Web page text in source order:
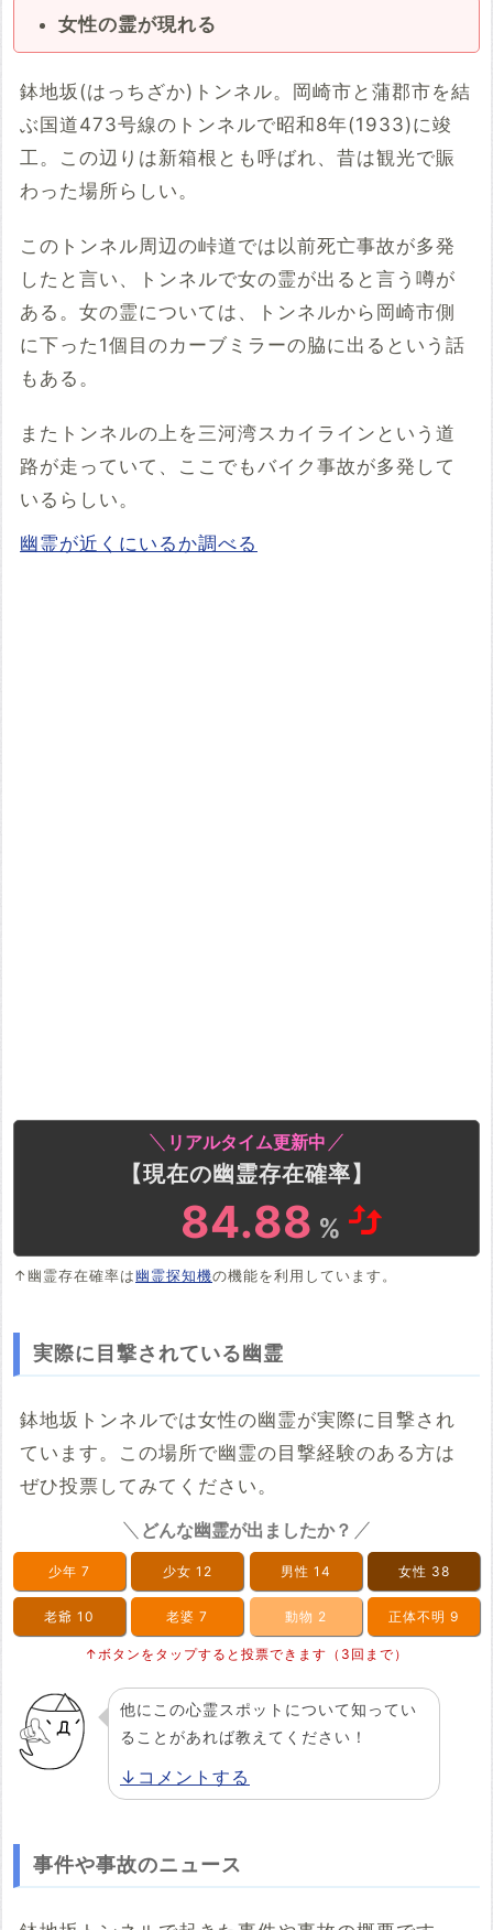
女性の霊が現れる
鉢地坂(はっちざか)トンネル。岡崎市と蒲郡市を結
ぶ国道473号線のトンネルで昭和8年(1933)に竣
工。この辺りは新箱根とも呼ばれ、昔は観光で賑
わった場所らしい。
このトンネル周辺の峠道では以前死亡事故が多発
したと言い、トンネルで女の霊が出ると言う噂が
ある。女の霊については、トンネルから岡崎市側
に下った1個目のカーブミラーの脇に出るという話
もある。
またトンネルの上を三河湾スカイラインという道
路が走っていて、ここでもバイク事故が多発して
いるらしい。
幽霊が近くにいるか調べる
リアルタイム更新中
【現在の幽霊存在確率】
84.88 %
↑幽霊存在確率は幽霊探知機の機能を利用しています。
実際に目撃されている幽霊
鉢地坂トンネルでは女性の幽霊が実際に目撃され
ています。この場所で幽霊の目撃経験のある方は
ぜひ投票してみてください。
どんな幽霊が出ましたか？
少年 7 少女 12 男性 14 女性 38
老爺 10 老婆 7 動物 2 正体不明 9
↑ボタンをタップすると投票できます（3回まで）
他にこの心霊スポットについて知ってい
ることがあれば教えてください！
↓コメントする
事件や事故のニュース